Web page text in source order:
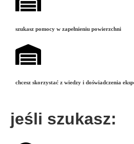
szukasz pomocy w zapełnieniu powierzchni
chcesz skorzystać z wiedzy i doświadczenia
jeśli szukasz: